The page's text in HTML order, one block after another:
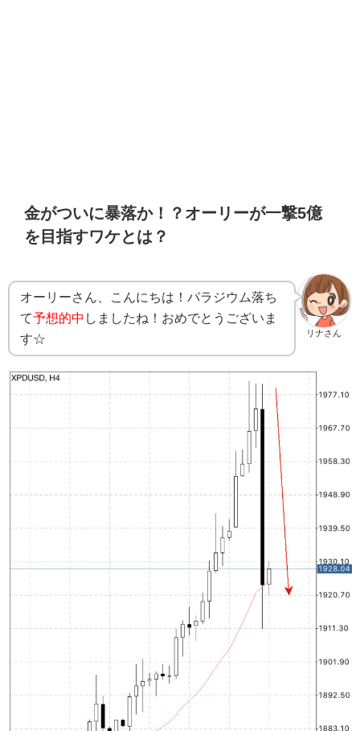
金がついに暴落か！？オーリーが一撃5億
を目指すワケとは？
リナさん
オーリーさん、こんにちは！パラジウム落ち
て予想的中 しましたね！おめでとうございま
す☆